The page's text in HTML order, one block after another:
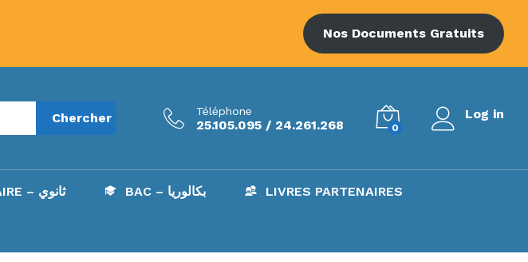
Nos Documents Gratuits
Chercher Téléphone
25.105.095 / 24.261.268 0
Log in
SECONDAIRE – ثانوي BAC – بكالوريا LIVRES PARTENAIRES